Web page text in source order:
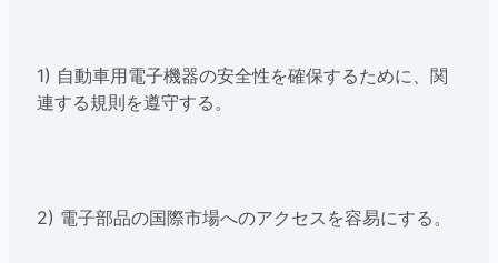
1) 自動車用電子機器の安全性を確保するために、関
連する規則を遵守する。
2) 電子部品の国際市場へのアクセスを容易にする。